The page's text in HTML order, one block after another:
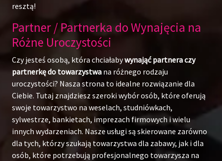
resztą!
Partner / Partnerka do Wynajęcia na
Różne Uroczystości
Czy jesteś osobą, która chciałabywynająć partnera czy
partnerkę do towarzystwa na różnego rodzaju
uroczystości? Nasza strona to idealne rozwiązanie dla
Ciebie. Tutaj znajdziesz szeroki wybór osób, które oferują
swoje towarzystwo na weselach, studniówkach,
sylwestrze, bankietach, imprezach firmowych i wielu
innych wydarzeniach. Nasze usługi są skierowane zarówno
dla tych, którzy szukają towarzystwa dla zabawy, jak i dla
osób, które potrzebują profesjonalnego towarzysza na